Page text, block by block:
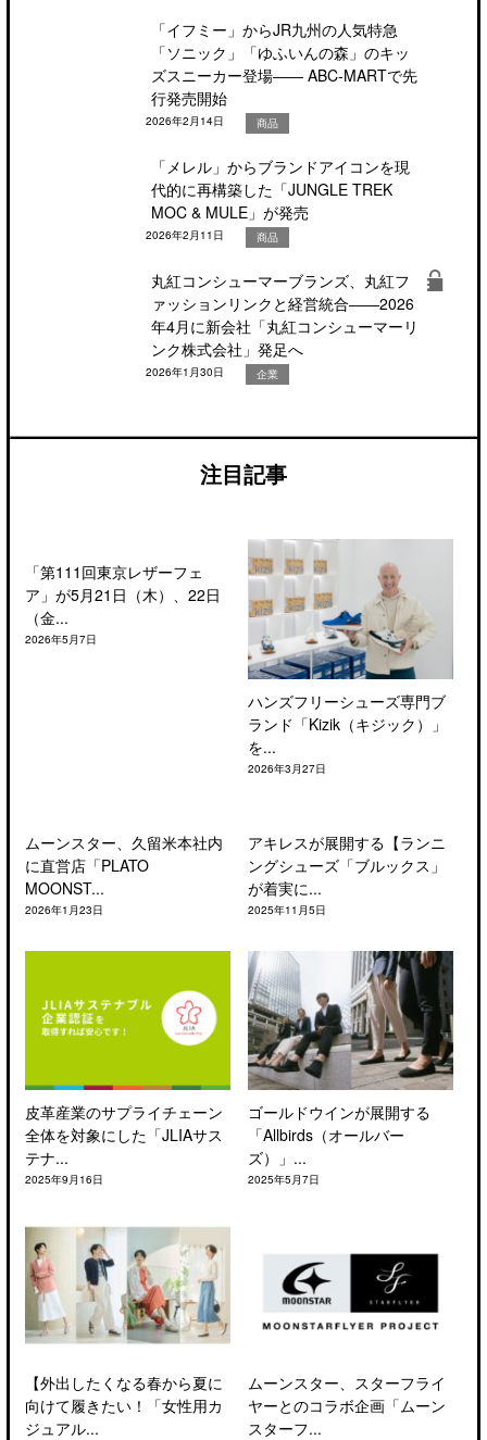
「イフミー」からJR九州の人気特急
「ソニック」「ゆふいんの森」のキッ
ズスニーカー登場―― ABC-MARTで先
行発売開始
2026年2月14日 商品
「メレル」からブランドアイコンを現
代的に再構築した「JUNGLE TREK
MOC & MULE」が発売
2026年2月11日 商品
丸紅コンシューマーブランズ、丸紅フ
ァッションリンクと経営統合――2026
年4月に新会社「丸紅コンシューマーリ
ンク株式会社」発足へ
2026年1月30日 企業
注目記事
「第111回東京レザーフェ
ア」が5月21日（木）、22日
（金...
2026年5月7日
ハンズフリーシューズ専門ブ
ランド「Kizik（キジック）」
を...
2026年3月27日
ムーンスター、久留米本社内
に直営店「PLATO
MOONST...
2026年1月23日
アキレスが展開する【ランニ
ングシューズ「ブルックス」
が着実に...
2025年11月5日
皮革産業のサプライチェーン
全体を対象にした「JLIAサス
テナ...
2025年9月16日
ゴールドウインが展開する
「Allbirds（オールバー
ズ）」...
2025年5月7日
【外出したくなる春から夏に
向けて履きたい！「女性用カ
ジュアル...
ムーンスター、スターフライ
ヤーとのコラボ企画「ムーン
スターフ...